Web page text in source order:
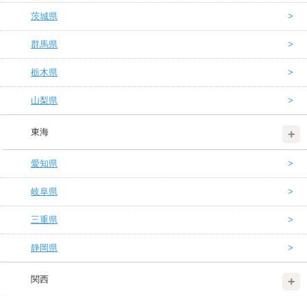
茨城県
群馬県
栃木県
山梨県
東海
愛知県
岐阜県
三重県
静岡県
関西